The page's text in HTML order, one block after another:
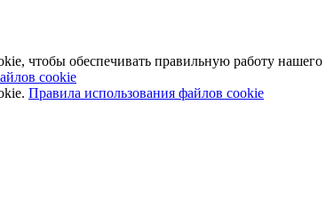
чтобы обеспечивать правильную работу нашего
cookie
Правила использования файлов cookie